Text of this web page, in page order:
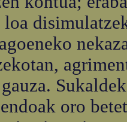
oro